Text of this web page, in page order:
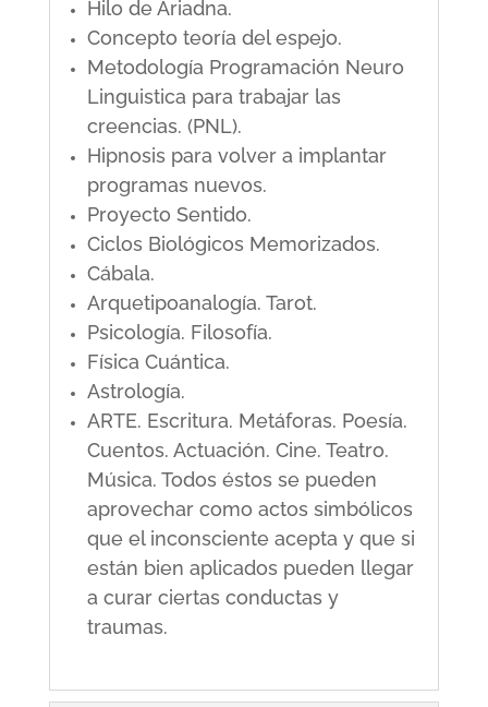
Hilo de Ariadna.
Concepto teoría del espejo.
Metodología Programación Neuro
Linguistica para trabajar las
creencias. (PNL).
Hipnosis para volver a implantar
programas nuevos.
Proyecto Sentido.
Ciclos Biológicos Memorizados.
Cábala.
Arquetipoanalogía. Tarot.
Psicología. Filosofía.
Física Cuántica.
Astrología.
ARTE. Escritura. Metáforas. Poesía.
Cuentos. Actuación. Cine. Teatro.
Música. Todos éstos se pueden
aprovechar como actos simbólicos
que el inconsciente acepta y que si
están bien aplicados pueden llegar
a curar ciertas conductas y
traumas.